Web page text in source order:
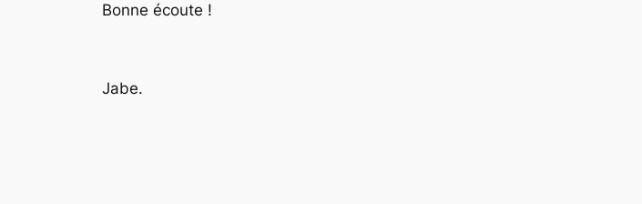
Bonne écoute !
Jabe.